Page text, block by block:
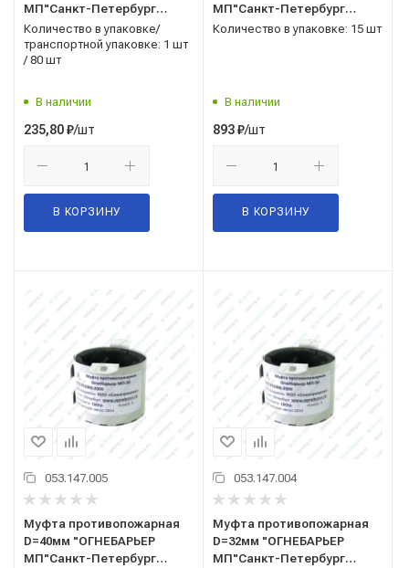
МП"Санкт-Петербург
(канализац)
Количество в упаковке/
транспортной упаковке: 1 шт
/ 80 шт
В наличии
235,80₽/шт
В КОРЗИНУ
МП"Санкт-Петербург
(канализац)
Количество в упаковке: 15 шт
В наличии
893₽/шт
В КОРЗИНУ
053.147.005
Муфта противопожарная
D=40мм "ОГНЕБАРЬЕР
МП"Санкт-Петербург
053.147.004
Муфта противопожарная
D=32мм "ОГНЕБАРЬЕР
МП"Санкт-Петербург